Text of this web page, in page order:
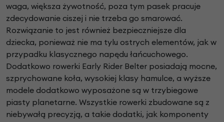
waga, większa żywotność, poza tym pasek pracuje
zdecydowanie ciszej i nie trzeba go smarować.
Rozwiązanie to jest również bezpieczniejsze dla
dziecka, ponieważ nie ma tylu ostrych elementów, jak w
przypadku klasycznego napędu łańcuchowego.
Dodatkowo rowerki Early Rider Belter posiadają mocne,
szprychowane koła, wysokiej klasy hamulce, a wyższe
modele dodatkowo wyposażone są w trzybiegowe
piasty planetarne. Wszystkie rowerki zbudowane są z
niebywałą precyzją, a takie dodatki, jak komponenty